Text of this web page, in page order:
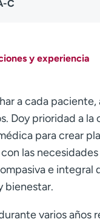
C
y experiencia
a cada
Doy prioridad a
para crear
las
e integral
bienestar.
varios años